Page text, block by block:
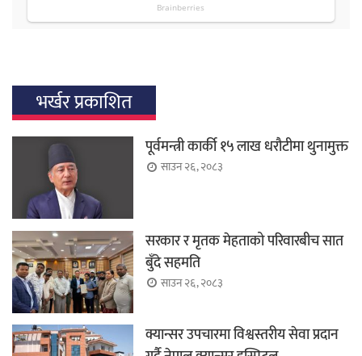
भर्खर प्रकाशित
पूर्वमन्त्री कार्की १५ लाख धरौटीमा थुनामुक्त
साउन २६, २०८३
सरकार र मृतक मेहताको परिवारबीच सात
बुँदे सहमति
साउन २६, २०८३
क्यान्सर उपचारमा विश्वस्तरीय सेवा प्रदान